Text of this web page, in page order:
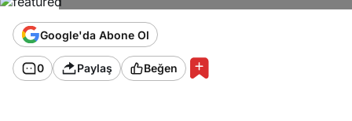
Google'da Abone Ol
0 Paylaş Beğen